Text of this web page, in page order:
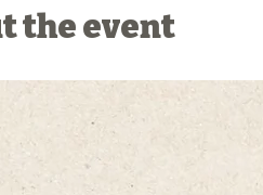
the event